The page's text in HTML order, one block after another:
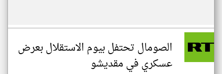
الصومال تحتفل بيوم الاستقلال بعرض
عسكري في مقديشو